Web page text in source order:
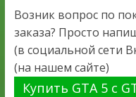
Возник вопрос по
заказа? Просто
(в социальной сети
(на нашем сайте)
Купить GTA 5 с